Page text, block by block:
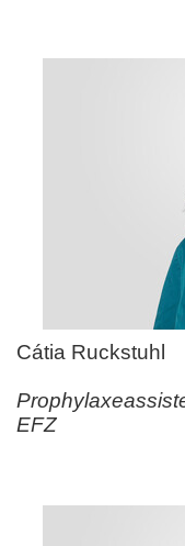
Cátia Ruckstuhl
EFZ